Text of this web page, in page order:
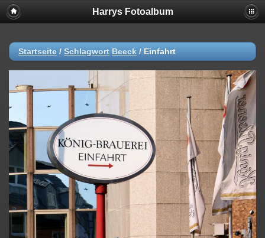
Harrys Fotoalbum
Startseite / Schlagwort Beeck / Einfahrt